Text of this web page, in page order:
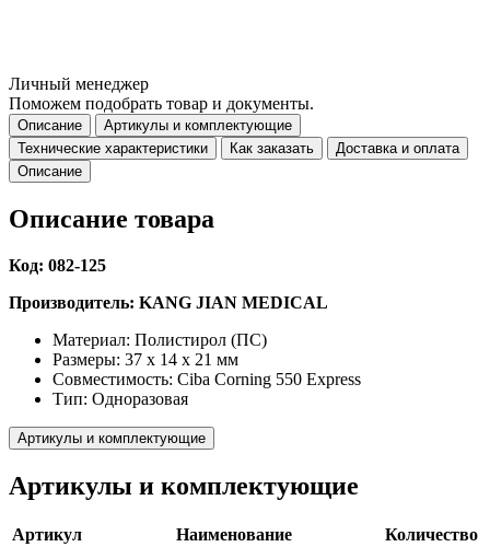
Личный менеджер
Поможем подобрать товар и документы.
Описание
Артикулы и комплектующие
Технические характеристики
Как заказать
Доставка и оплата
Описание
Описание товара
Код: 082-125
Производитель: KANG JIAN MEDICAL
Материал: Полистирол (ПС)
Размеры: 37 х 14 х 21 мм
Совместимость: Ciba Corning 550 Express
Тип: Одноразовая
Артикулы и комплектующие
Артикулы и комплектующие
Артикул Наименование
Количество